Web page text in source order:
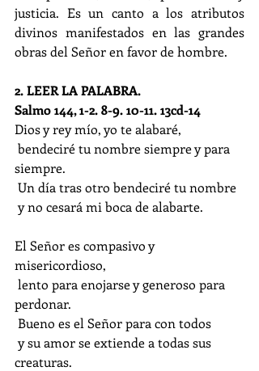
justicia. Es un canto a los atributos
divinos manifestados en las grandes
obras del Señor en favor de hombre.
2. LEER LA PALABRA.
Salmo 144, 1-2. 8-9. 10-11. 13cd-14
Dios y rey mío, yo te alabaré,
siempre.
Un día tras otro bendeciré tu nombre
y no cesará mi boca de alabarte.
El Señor es compasivo y
misericordioso,
perdonar.
Bueno es el Señor para con todos
y su amor se extiende a todas sus
creaturas.